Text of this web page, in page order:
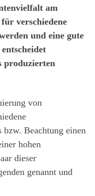
am
verschiedene
und eine gute
produzierten
von
bzw. Beachtung einen
hohen
dieser
genannt und